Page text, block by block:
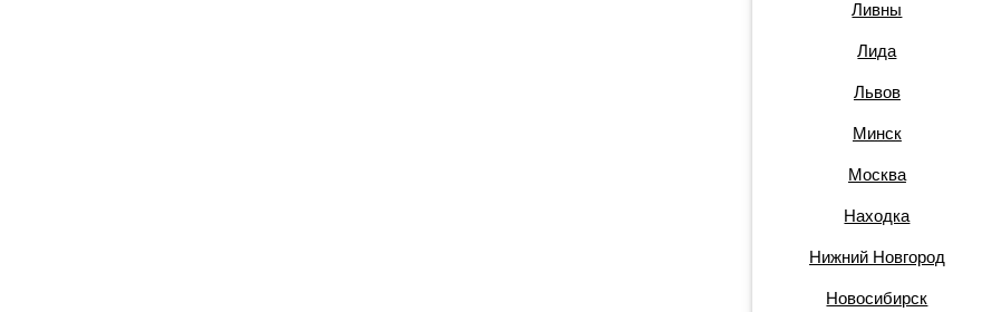
Ливны
Лида
Львов
Минск
Москва
Находка
Нижний Новгород
Новосибирск